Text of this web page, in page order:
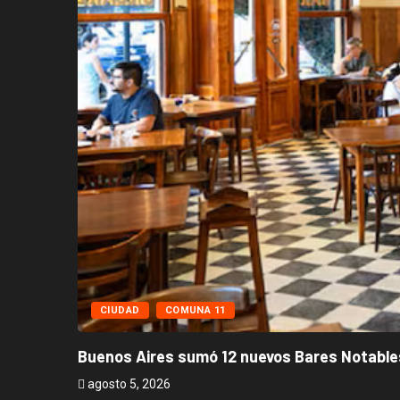
CIUDAD COMUNA 11
Buenos Aires sumó 12 nuevos Bares
agosto 5, 2026